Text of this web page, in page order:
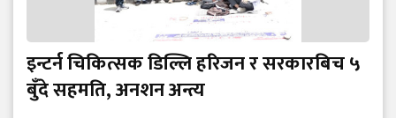
इन्टर्न चिकित्सक डिल्लि हरिजन र सरकारबिच ५
बुँदे सहमति, अनशन अन्त्य